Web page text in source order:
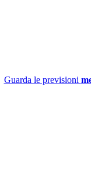
Guarda le previsioni